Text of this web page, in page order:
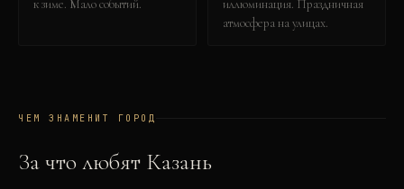
к зиме. Мало событий.
иллюминация. Праздничная
атмосфера на улицах.
ЧЕМ ЗНАМЕНИТ ГОРОД
За что любят Казань